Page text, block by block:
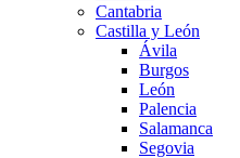
Cantabria
Castilla y León
Ávila
Burgos
León
Palencia
Salamanca
Segovia